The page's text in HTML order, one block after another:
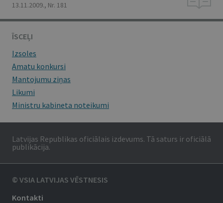
13.11.2009., Nr. 181
ĪSCEĻI
Izsoles
Amatu konkursi
Mantojumu ziņas
Likumi
Ministru kabineta noteikumi
Latvijas Republikas oficiālais izdevums. Tā saturs ir oficiālā
publikācija.
© VSIA LATVIJAS VĒSTNESIS
Kontakti